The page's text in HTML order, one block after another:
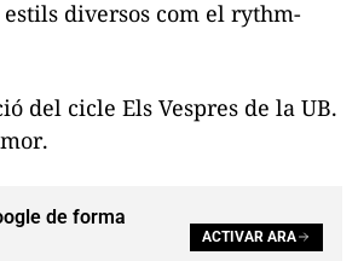
diversos com el rythm-
del cicle Els Vespres de la UB.
.
de forma
ACTIVAR ARA